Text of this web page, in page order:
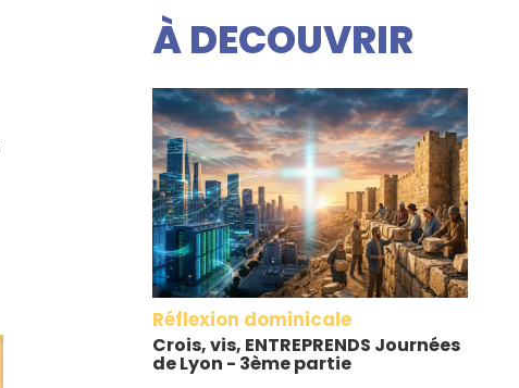
À DECOUVRIR
Réflexion dominicale
Crois, vis, ENTREPRENDS Journées
de Lyon - 3ème partie